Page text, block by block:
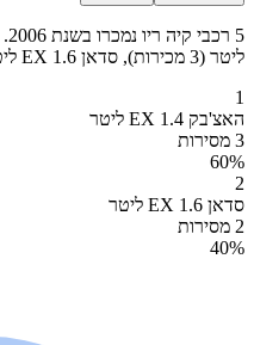
ליטר (3 מכירות), סדאן EX 1.6 ליטר (2 מכירות).
1
האצ'בק EX 1.4 ליטר
3 מסירות
60%
2
סדאן EX 1.6 ליטר
2 מסירות
40%